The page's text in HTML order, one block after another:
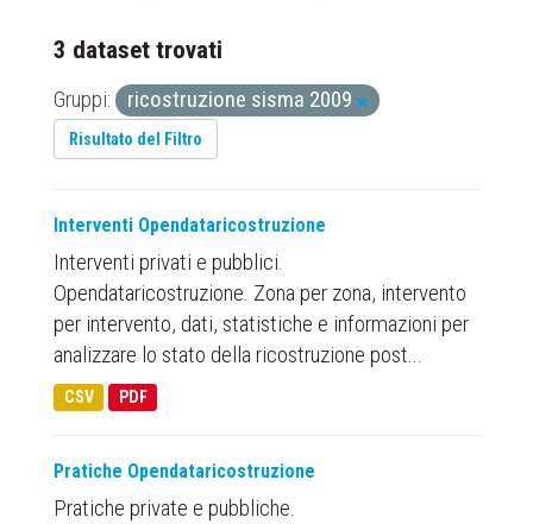
3 dataset trovati
Gruppi: ricostruzione sisma 2009
Risultato del Filtro
Interventi Opendataricostruzione
Interventi privati e pubblici.
Opendataricostruzione. Zona per zona, intervento
per intervento, dati, statistiche e informazioni per
analizzare lo stato della ricostruzione post...
CSV PDF
Pratiche Opendataricostruzione
Pratiche private e pubbliche.